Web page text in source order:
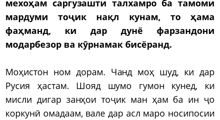
мехоҳам саргузашти талхамро ба тамоми
мардуми тоҷик нақл кунам, то ҳама
фаҳманд, ки дар дунё фарзандони
модарбезор ва кӯрнамак бисёранд.
Моҳистон ном дорам. Чанд моҳ шуд, ки дар
Русия ҳастам. Шояд шумо гумон кунед, ки
мисли дигар занҳои тоҷик ман ҳам ба ин ҷо
коркунӣ омадаам, вале дар асл маро носипосии